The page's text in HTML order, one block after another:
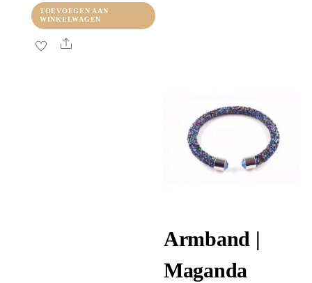
TOEVOEGEN AAN
WINKELWAGEN
Share
Armband |
Maganda